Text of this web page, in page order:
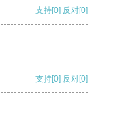
支持[0] 反对[0]
支持[0] 反对[0]